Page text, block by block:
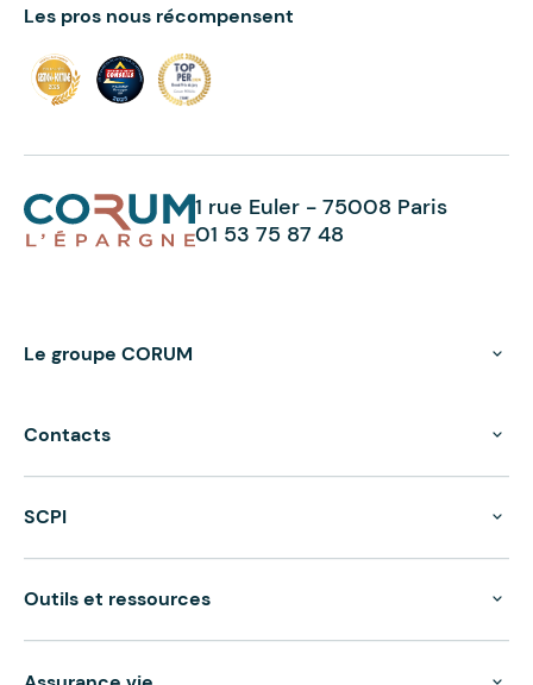
Les pros nous récompensent
1 rue Euler - 75008 Paris
01 53 75 87 48
Le groupe CORUM
Contacts
SCPI
Outils et ressources